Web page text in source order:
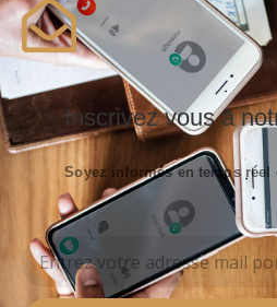
Inscrivez vous à
Soyez informés en temps réel